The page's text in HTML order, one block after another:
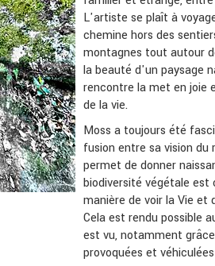
L'artiste se plaît à
chemine hors des
montagnes tout autour
la beauté d'un paysage
rencontre la met en joie
de la vie.
Moss a toujours été
fusion entre sa vision du
permet de donner
biodiversité végétale
manière de voir la Vie et
Cela est rendu possible
est vu, notamment
provoquées et